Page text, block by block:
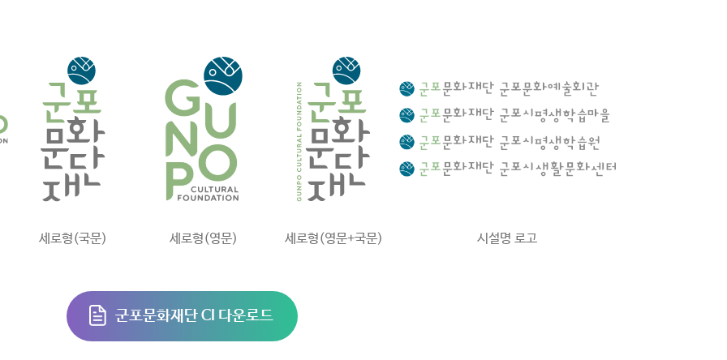
세로형(국문) 세로형(영문) 세로형(영문+국문) 시설명 로고
군포문화재단 CI 다운로드